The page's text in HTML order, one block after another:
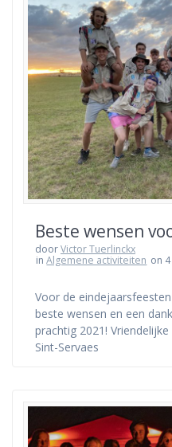
Beste wensen
doorVictor Tuerlinckx
inAlgemene activiteiten on
Voor de
beste wensen en een
prachtig 2021!
Sint-Servaes